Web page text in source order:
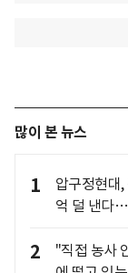
많이 본 뉴스
1
압구정현대
억 덜 낸다
2
"직접 농사